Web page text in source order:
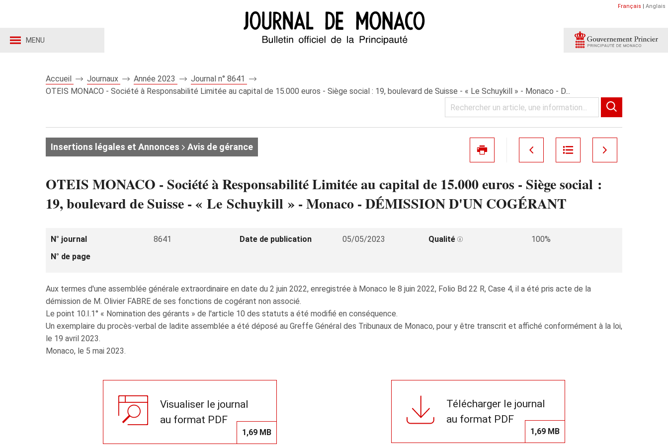
MENU
Français | Anglais
Accueil Journaux Année 2023
Journal n° 8641
OTEIS MONACO - Société à Responsabilité Limitée au capital de 15.000 euros - Siège social : 19, boulevard de Suisse - « Le Schuykill » - Monaco - D...
Insertions légales et Annonces Avis de gérance
OTEIS MONACO - Société à Responsabilité Limitée au capital de 15.000 euros - Siège social :
19, boulevard de Suisse - « Le Schuykill » - Monaco - DÉMISSION D'UN COGÉRANT
N° journal 8641 Date de publication 05/05/2023 Qualité
100%
N° de page
Aux termes d'une assemblée générale extraordinaire en date du 2 juin 2022, enregistrée à Monaco le 8 juin 2022, Folio Bd 22 R, Case 4, il a été pris acte de la
démission de M. Olivier FABRE de ses fonctions de cogérant non associé.
Le point 10.I.1° « Nomination des gérants » de l'article 10 des statuts a été modifié en conséquence.
Un exemplaire du procès-verbal de ladite assemblée a été déposé au Greffe Général des Tribunaux de Monaco, pour y être transcrit et affiché conformément à la loi,
le 19 avril 2023.
Monaco, le 5 mai 2023.
Visualiser le journal
au format PDF
1,69 MB
Télécharger le journal
au format PDF
1,69 MB